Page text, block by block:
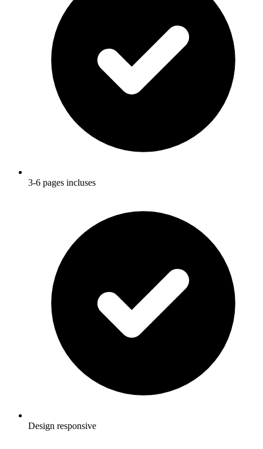
3-6 pages incluses
Design responsive